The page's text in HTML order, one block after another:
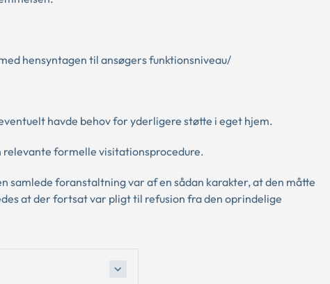
hensyntagen til ansøgers funktionsniveau/
havde behov for yderligere støtte i eget hjem.
formelle visitationsprocedure.
samlede foranstaltning var af en sådan karakter, at den måtte
at der fortsat var pligt til refusion fra den oprindelige